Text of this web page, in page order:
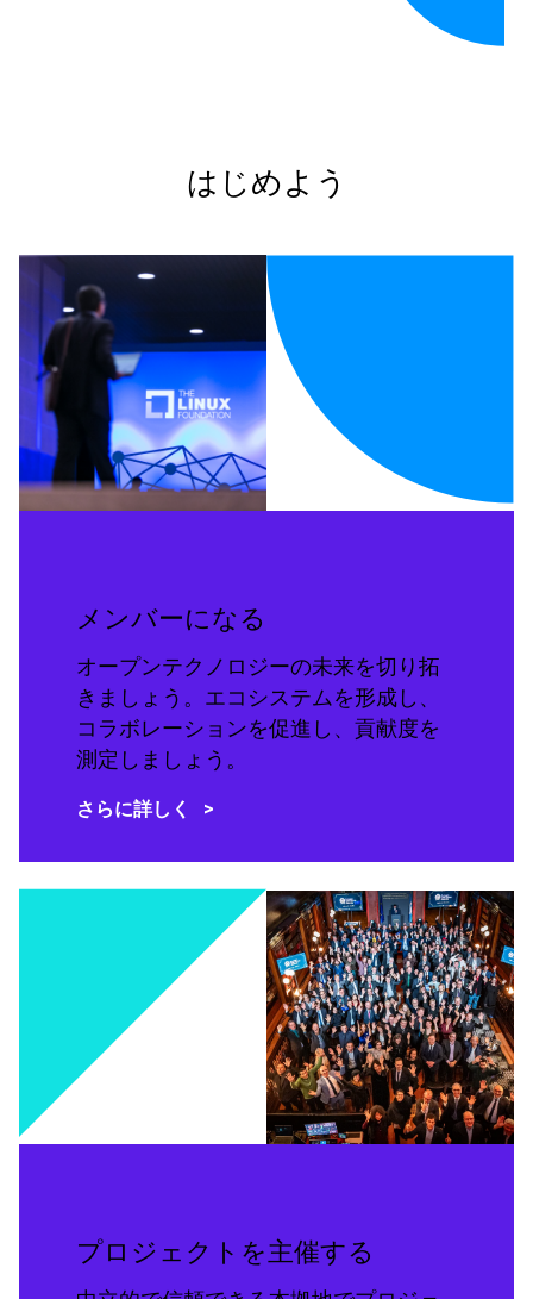
はじめよう
メンバーになる
オープンテクノロジーの未来を切り拓
きましょう。エコシステムを形成し、
コラボレーションを促進し、貢献度を
測定しましょう。
さらに詳しく
プロジェクトを主催する